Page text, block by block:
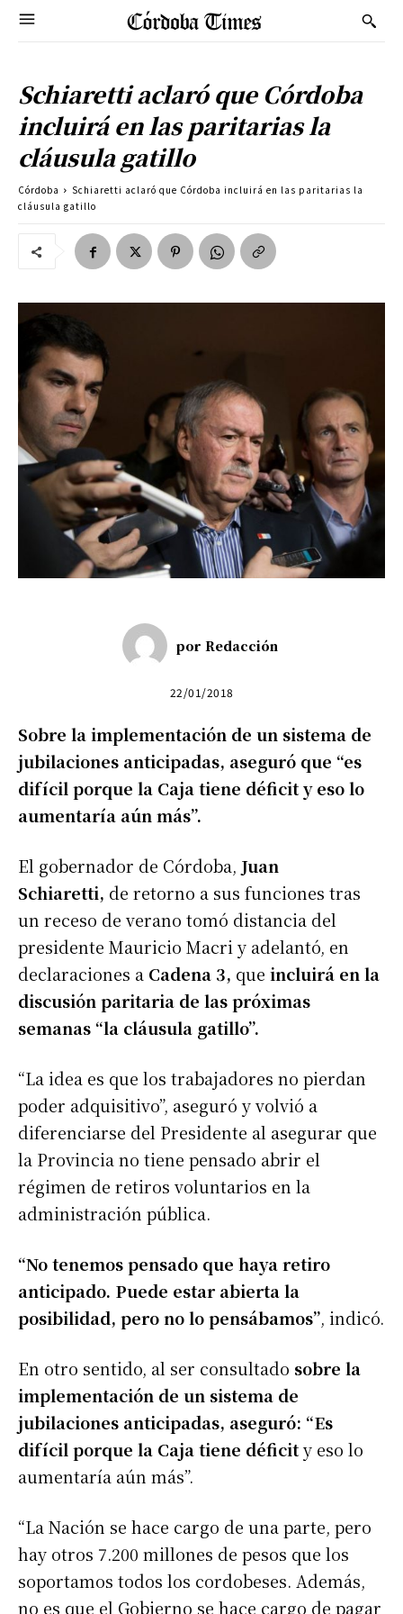
Schiaretti aclaró que Córdoba
incluirá en las paritarias la
cláusula gatillo
Córdoba
Schiaretti aclaró que Córdoba incluirá en las paritarias la
cláusula gatillo
por Redacción
22/01/2018
Sobre la implementación de un sistema de
jubilaciones anticipadas, aseguró que “es
difícil porque la Caja tiene déficit y eso lo
aumentaría aún más”.
El gobernador de Córdoba, Juan
Schiaretti, de retorno a sus funciones tras
un receso de verano tomó distancia del
presidente Mauricio Macri y adelantó, en
declaraciones a Cadena 3, que incluirá en la
discusión paritaria de las próximas
semanas “la cláusula gatillo”.
“La idea es que los trabajadores no pierdan
poder adquisitivo”, aseguró y volvió a
diferenciarse del Presidente al asegurar que
la Provincia no tiene pensado abrir el
régimen de retiros voluntarios en la
administración pública.
“No tenemos pensado que haya retiro
anticipado. Puede estar abierta la
posibilidad, pero no lo pensábamos”, indicó.
En otro sentido, al ser consultado sobre la
implementación de un sistema de
jubilaciones anticipadas, aseguró: “Es
difícil porque la Caja tiene déficity eso lo
aumentaría aún más”.
“La Nación se hace cargo de una parte, pero
hay otros 7.200 millones de pesos que los
soportamos todos los cordobeses. Además,
no es que el Gobierno se hace cargo de pagar